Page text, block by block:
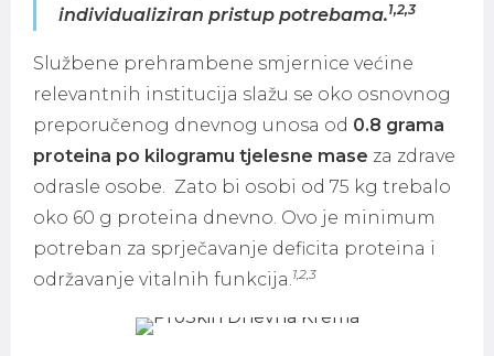
individualiziran pristup potrebama.1,2,3
Službene prehrambene smjernice većine
relevantnih institucija slažu se oko osnovnog
preporučenog dnevnog unosa od 0.8 grama
proteina po kilogramu tjelesne mase za zdrave
odrasle osobe. Zato bi osobi od 75 kg trebalo
oko 60 g proteina dnevno. Ovo je minimum
potreban za sprječavanje deficita proteina i
održavanje vitalnih funkcija.1,2,3